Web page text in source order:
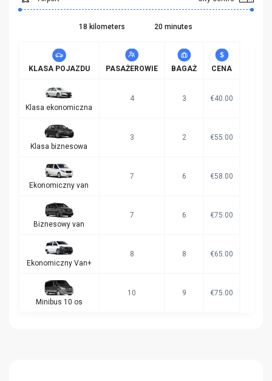
18 kilometers 20 minutes
KLASA POJAZDU PASAŻEROWIE BAGAŻ CENA
Klasa ekonomiczna
4 3 €40.00
Klasa biznesowa
3 2 €55.00
Ekonomiczny van
7 6 €58.00
Biznesowy van
7 6 €75.00
Ekonomiczny Van+
8 8 €65.00
Minibus 10 os
10 9 €75.00